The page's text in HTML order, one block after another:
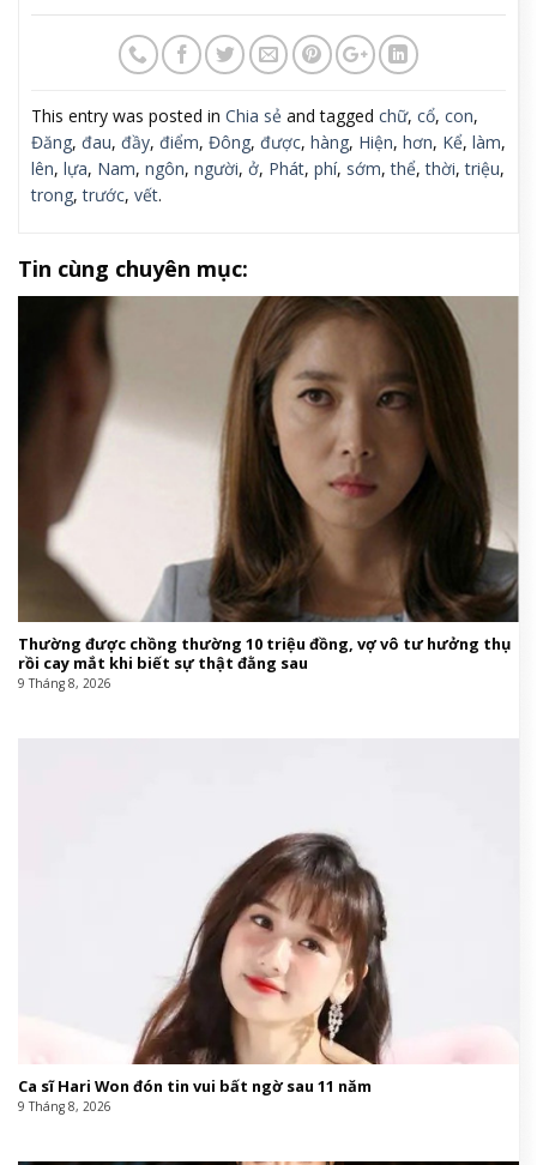
This entry was posted in Chia sẻ and tagged chữ, cổ, con,
Đăng, đau, đầy, điểm, Đông, được, hàng, Hiện, hơn, Kể, làm,
lên, lựa, Nam, ngôn, người, ở, Phát, phí, sớm,thể,thời,triệu,
trong,trước, vết.
Tin cùng chuyên mục:
Thường được chồng thường 10 triệu đồng, vợ vô tư hưởng thụ
rồi cay mắt khi biết sự thật đằng sau
9 Tháng 8, 2026
Ca sĩ Hari Won đón tin vui bất ngờ sau 11 năm
9 Tháng 8, 2026